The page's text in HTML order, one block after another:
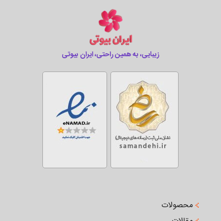
زیبایی، به همین راحتی، ایران بیوتی
محصولات